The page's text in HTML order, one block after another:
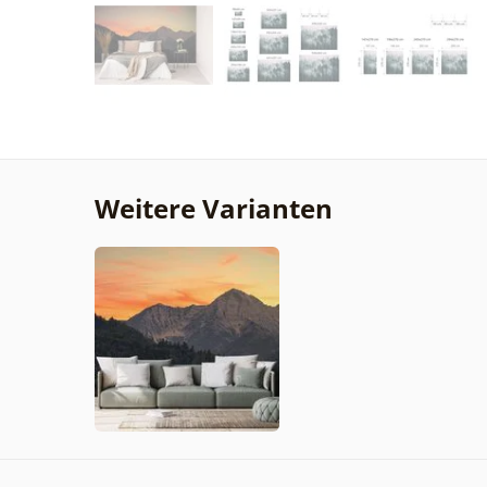
Weitere Varianten